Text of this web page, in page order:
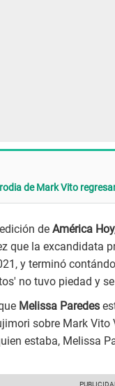
de Mark Vito
de América
que la excandidata
y terminó
no tuvo piedad y
Melissa Paredes
sobre Mark
estaba, Melissa